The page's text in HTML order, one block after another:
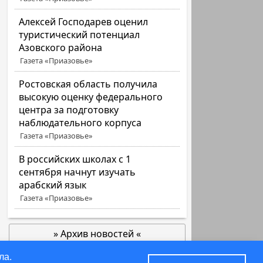
Алексей Господарев оценил
туристический потенциал
Азовского района
Газета «Приазовье»
Ростовская область получила
высокую оценку федерального
центра за подготовку
наблюдательного корпуса
Газета «Приазовье»
В российских школах с 1
сентября начнут изучать
арабский язык
Газета «Приазовье»
» Архив новостей «
позже